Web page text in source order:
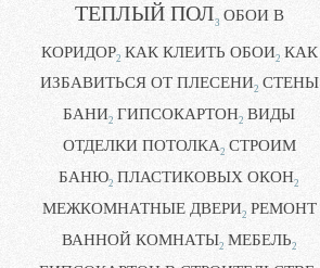
ТЕПЛЫЙ ПОЛ3 ОБОИ В
КОРИДОР2 КАК КЛЕИТЬ ОБОИ2 КАК
ИЗБАВИТЬСЯ ОТ ПЛЕСЕНИ2 СТЕНЫ
БАНИ2 ГИПСОКАРТОН2 ВИДЫ
ОТДЕЛКИ ПОТОЛКА2 СТРОИМ
БАНЮ2 ПЛАСТИКОВЫХ ОКОН2
МЕЖКОМНАТНЫЕ ДВЕРИ2 РЕМОНТ
ВАННОЙ КОМНАТЫ2 МЕБЕЛЬ2